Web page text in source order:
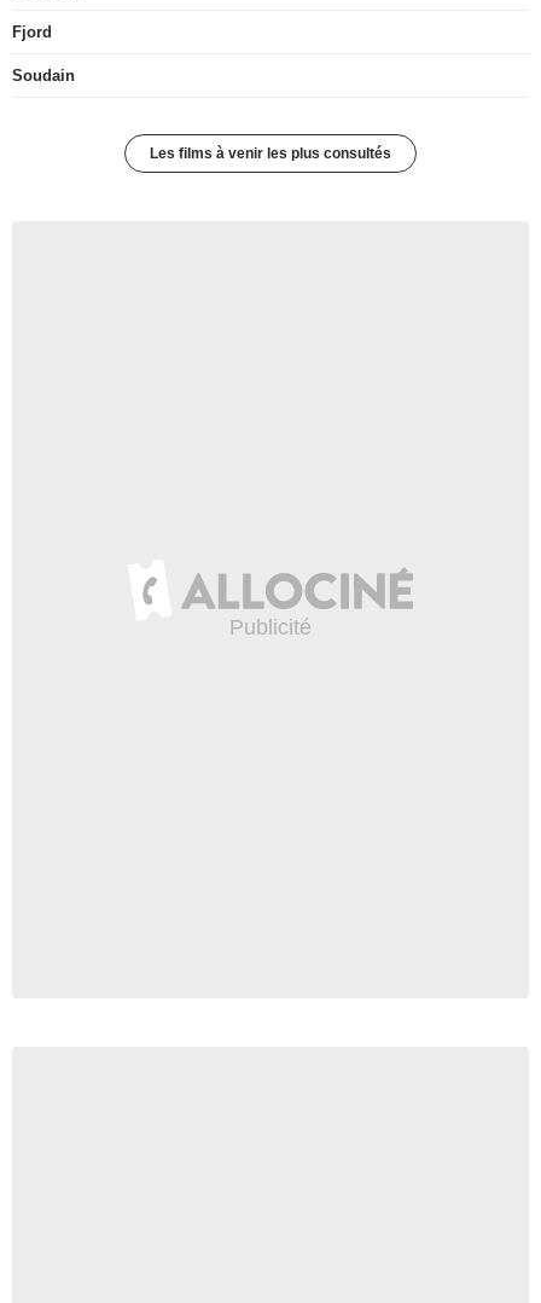
Fjord
Soudain
Les films à venir les plus consultés